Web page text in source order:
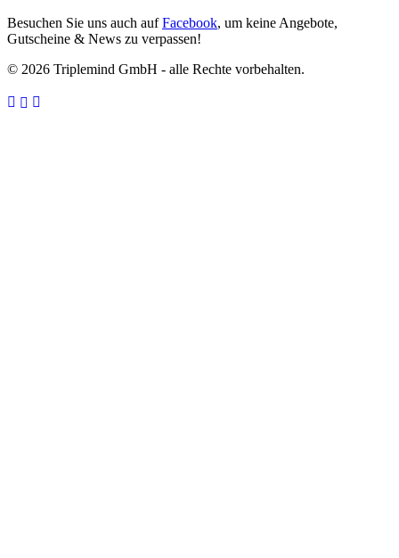
Besuchen Sie uns auch aufFacebook, um keine Angebote,
Gutscheine & News zu verpassen!
© 2026 Triplemind GmbH - alle Rechte vorbehalten.